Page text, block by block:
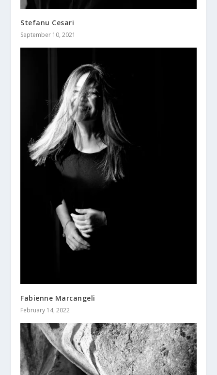
Stefanu Cesari
September 10, 2021
Fabienne Marcangeli
February 14, 2022